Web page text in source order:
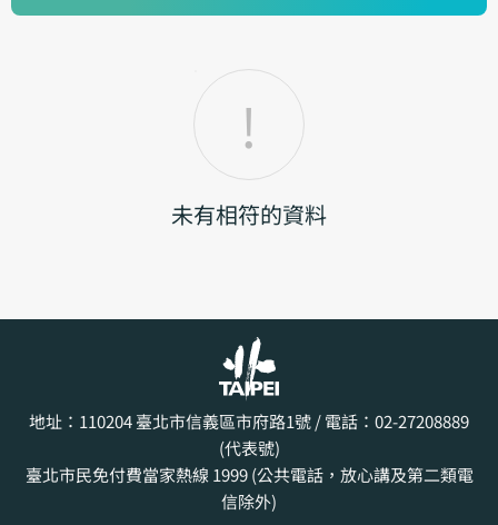
未有相符的資料
地址：110204臺北市信義區市府路1號/ 電話：02-27208889
(代表號)
臺北市民免付費當家熱線 1999 (公共電話，放心講及第二類電
信除外)